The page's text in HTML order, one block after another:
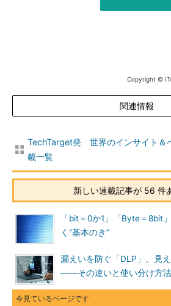
Copyright ©
関連情報
TechTarget発 世界のインサイト＆
載一覧
新しい連載記事が 56 件
「bit＝0か1」「Byte＝8bit
く“基本のき”
漏えいを防ぐ「DLP」、見
――その違いと使い分け方法